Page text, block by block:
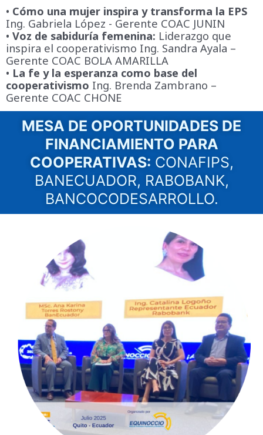
•Cómo una mujer inspira y transforma la EPS
Ing. Gabriela López - Gerente COAC JUNIN
•Voz de sabiduría femenina: Liderazgo que
inspira el cooperativismo Ing. Sandra Ayala –
Gerente COAC BOLA AMARILLA
• La fe y la esperanza como base del
cooperativismoIng. Brenda Zambrano –
Gerente COAC CHONE
MESA DE OPORTUNIDADES DE
FINANCIAMIENTO PARA
COOPERATIVAS: CONAFIPS,
BANECUADOR, RABOBANK,
BANCOCODESARROLLO.